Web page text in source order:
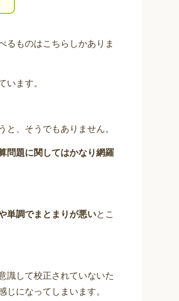
るものはこちらしかありま
います。
、そうでもありません。
問題に関してはかなり網羅
単調でまとまりが悪いとこ
識して校正されていないた
になってしまいます。